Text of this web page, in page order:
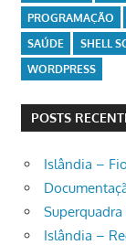
PROGRAMAÇÃO
SAÚDE
SHELL
WORDPRESS
POSTS
Islândia –
Islândia –